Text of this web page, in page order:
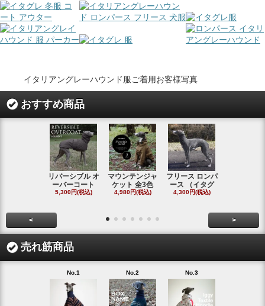
イタリアングレーハウンド服ご着用お客様写真
おすすめ商品
リバーシブル オ
ーバーコート
5,300円(税込)
マウンテンジャ
ケット 全3色
4,980円(税込)
フリース ロンパ
ース （イタグ
4,300円(税込)
< >
売れ筋商品
No.1 No.2 No.3